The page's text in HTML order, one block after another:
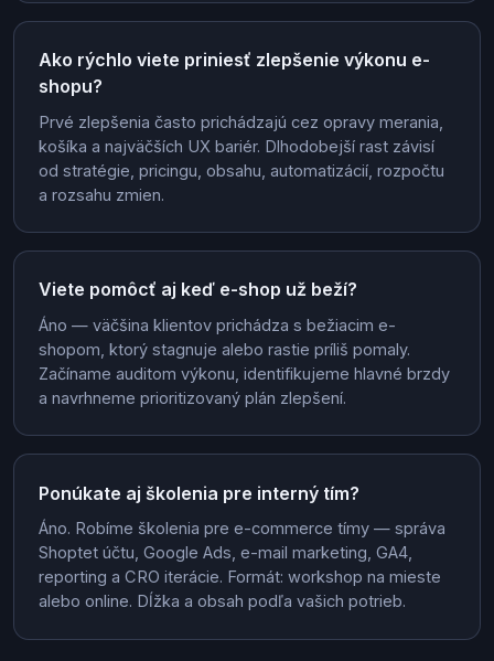
Ako rýchlo viete priniesť zlepšenie výkonu e-
shopu?
Prvé zlepšenia často prichádzajú cez opravy merania,
košíka a najväčších UX bariér. Dlhodobejší rast závisí
od stratégie, pricingu, obsahu, automatizácií, rozpočtu
a rozsahu zmien.
Viete pomôcť aj keď e-shop už beží?
Áno — väčšina klientov prichádza s bežiacim e-
shopom, ktorý stagnuje alebo rastie príliš pomaly.
Začíname auditom výkonu, identifikujeme hlavné brzdy
a navrhneme prioritizovaný plán zlepšení.
Ponúkate aj školenia pre interný tím?
Áno. Robíme školenia pre e-commerce tímy — správa
Shoptet účtu, Google Ads, e-mail marketing, GA4,
reporting a CRO iterácie. Formát: workshop na mieste
alebo online. Dĺžka a obsah podľa vašich potrieb.